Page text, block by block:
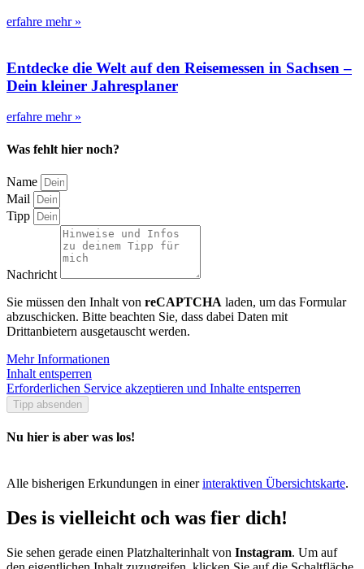
erfahre mehr »
Entdecke die Welt auf den Reisemessen in Sachsen –
Dein kleiner Jahresplaner
erfahre mehr »
Was fehlt hier noch?
Name
Mail
Tipp
Nachricht
Sie müssen den Inhalt von reCAPTCHA laden, um das Formular
abzuschicken. Bitte beachten Sie, dass dabei Daten mit
Drittanbietern ausgetauscht werden.
Mehr Informationen
Inhalt entsperren
Erforderlichen Service akzeptieren und Inhalte entsperren
Tipp absenden
Nu hier is aber was los!
Alle bisherigen Erkundungen in einerinteraktiven Übersichtskarte.
Des is vielleicht och was fier dich!
Sie sehen gerade einen Platzhalterinhalt von Instagram. Um auf